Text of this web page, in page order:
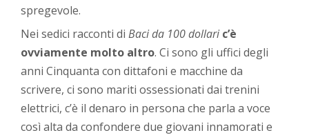
spregevole.
Nei sedici racconti diBaci da 100 dollari c’è
ovviamente molto altro. Ci sono gli uffici degli
anni Cinquanta con dittafoni e macchine da
scrivere, ci sono mariti ossessionati dai trenini
elettrici, c’è il denaro in persona che parla a voce
così alta da confondere due giovani innamorati e